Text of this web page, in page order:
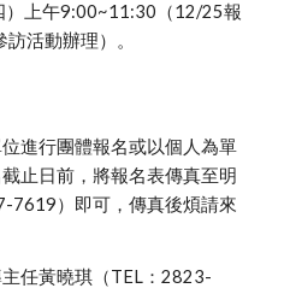
上午9:00~11:30（12/25報
活動辦理）。
進行團體報名或以個人為單
止日前，將報名表傳真至明
7619）即可，傳真後煩請來
任黃曉琪（TEL：2823-